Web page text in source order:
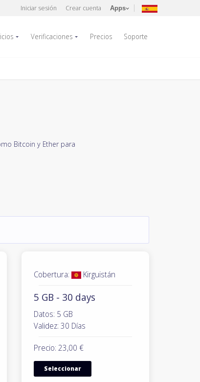
Iniciar sesión Crear cuenta Apps
Verificaciones Precios Soporte
Bitcoin y Ether para
Cobertura: Kirguistán
5 GB - 30 days
Datos: 5 GB
Validez: 30 Días
Precio: 23,00 €
Seleccionar